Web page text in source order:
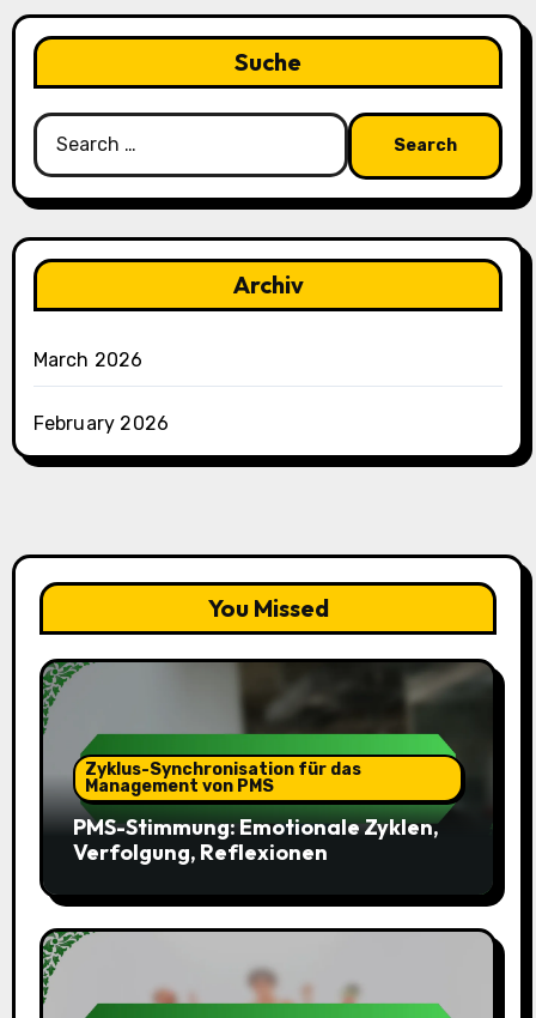
Suche
Search
for:
Archiv
March 2026
February 2026
You Missed
Zyklus-Synchronisation für das
Management von PMS
PMS-Stimmung: Emotionale Zyklen,
Verfolgung, Reflexionen